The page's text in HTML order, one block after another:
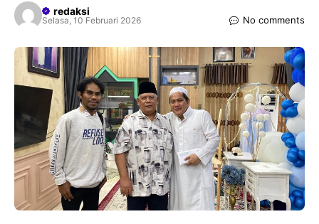
redaksi
Selasa, 10 Februari 2026 No comments